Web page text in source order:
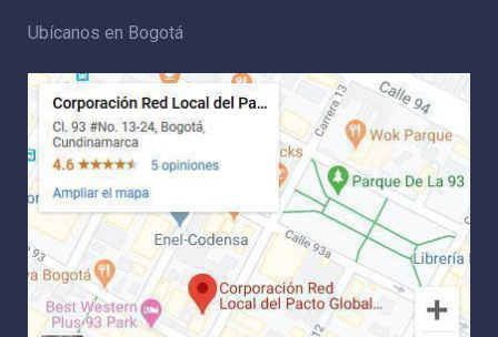
Ubícanos en Bogotá